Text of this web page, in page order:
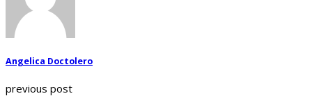
Angelica Doctolero
previous post